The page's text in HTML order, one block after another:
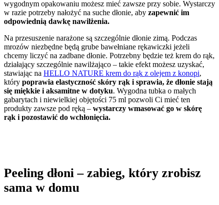
wygodnym opakowaniu możesz mieć zawsze przy sobie. Wystarczy
w razie potrzeby nałożyć na suche dłonie, aby zapewnić im
odpowiednią dawkę nawilżenia.
Na przesuszenie narażone są szczególnie dłonie zimą. Podczas
mrozów niezbędne będą grube bawełniane rękawiczki jeżeli
chcemy liczyć na zadbane dłonie. Potrzebny będzie też krem do rąk,
działający szczególnie nawilżająco – takie efekt możesz uzyskać,
stawiając na HELLO NATURE krem do rąk z olejem z konopi,
który poprawia elastyczność skóry rąk i sprawia, że dłonie stają
się miękkie i aksamitne w dotyku. Wygodna tubka o małych
gabarytach i niewielkiej objętości 75 ml pozwoli Ci mieć ten
produkty zawsze pod ręką – wystarczy wmasować go w skórę
rąk i pozostawić do wchłonięcia.
Peeling dłoni – zabieg, który zrobisz
sama w domu